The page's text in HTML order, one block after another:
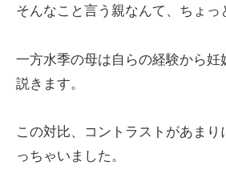
そんなこと言う親なんて、ちょっ
一方水季の母は自らの経験から妊
説きます。
この対比、コントラストがあまり
っちゃいました。